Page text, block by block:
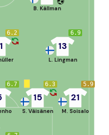
6.7 6.3
15
S. Väisänen
5.9
21
M. Soisalo
6.2 6.9
13
L. Lingman
B. Källman